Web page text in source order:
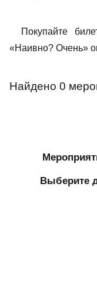
Покупайте
«Наивно? Очень»
Найдено 0
Выберите